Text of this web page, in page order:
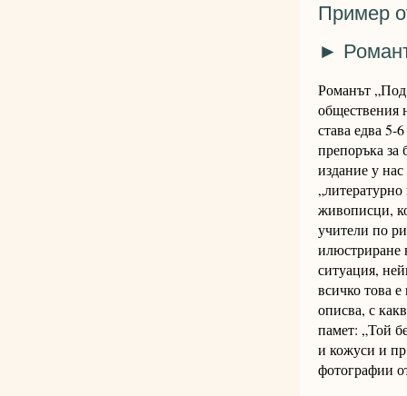
Пример
► Р
Романът
обществения
става едва 5-
препоръка за
издание у
живописци,
учители по
илюстриране
ситуация,
всичко това
описва, с
памет: „Той
и кожуси и
фотографии